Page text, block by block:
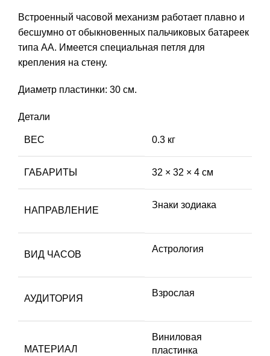
Встроенный часовой механизм работает плавно и
бесшумно от обыкновенных пальчиковых батареек
типа АА. Имеется специальная петля для
крепления на стену.
Диаметр пластинки: 30 см.
Детали
ВЕС 0.3 кг
ГАБАРИТЫ 32 × 32 × 4 см
НАПРАВЛЕНИЕ
Знаки зодиака
ВИД ЧАСОВ
Астрология
АУДИТОРИЯ
Взрослая
МАТЕРИАЛ
Виниловая
пластинка